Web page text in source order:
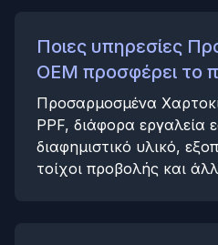
Ποιες υπηρεσίες
OEM προσφέρει το
Προσαρμοσμένα
PPF, διάφορα εργαλεία
διαφημιστικό υλικό,
τοίχοι προβολής και